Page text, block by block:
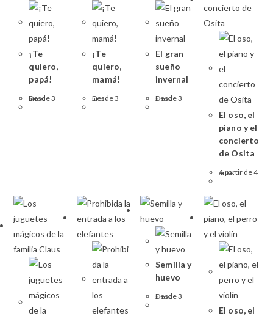
¡Te
quiero,
papá!
Desde 3 años
¡Te
quiero,
mamá!
Desde 3 años
El gran
sueño
invernal
Desde 3 años
El oso, el
piano y el
concierto
de Osita
A partir de 4 años
Semilla y
huevo
Desde 3 años
El oso, el